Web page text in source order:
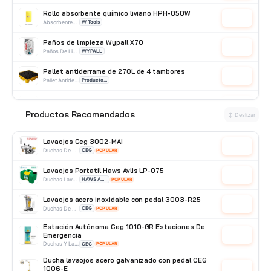
Rollo absorbente químico liviano HPH-050W
W Tools
Paños de limpieza Wypall X70
WYPALL
Pallet antiderrame de 270L de 4 tambores
Producto Importado
Pallet antiderrame para 2 cilindros 150 litros
Productos Recomendados ↕ Deslizar
Lavaojos Ceg 3002-MAI
CEG POPULAR
Lavaojos Portatil Haws Avlis LP-075
HAWS AVLIS POPULAR
Lavaojos acero inoxidable con pedal 3003-R25
CEG POPULAR
Estación Autónoma Ceg 1010-GR Estaciones De
Emergencia
CEG POPULAR
Ducha lavaojos acero galvanizado con pedal CEG
1006-E